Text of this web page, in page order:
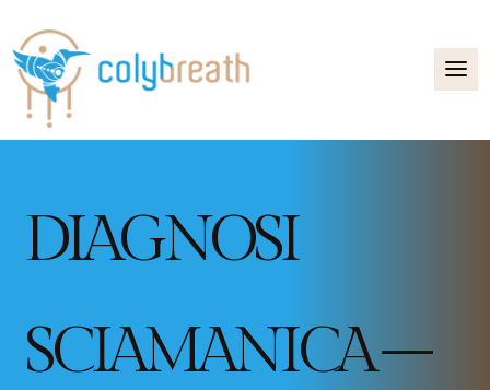
DIAGNOSI
SCIAMANICA –